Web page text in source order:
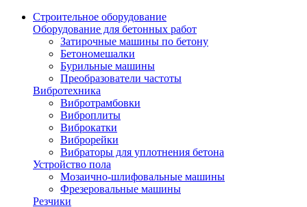
Строительное оборудование
Оборудование для бетонных работ
Затирочные машины по бетону
Бетономешалки
Бурильные машины
Преобразователи частоты
Вибротехника
Вибротрамбовки
Виброплиты
Виброкатки
Виброрейки
Вибраторы для уплотнения бетона
Устройство пола
Мозаично-шлифовальные машины
Фрезеровальные машины
Резчики